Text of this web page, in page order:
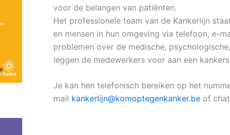
voor de belangen van patiënten.
Het professionele team van de Kankerlijn
en mensen in hun omgeving via telefoon, e-
problemen over de medische,
leggen de medewerkers voor aan een
Je kan hen telefonisch bereiken op het
mail kankerlijn@komoptegenkanker.be of chat